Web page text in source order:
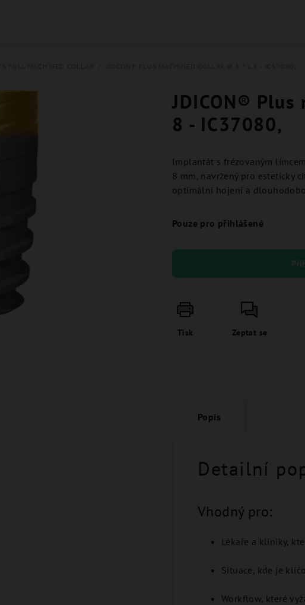
JDICON®
8 - IC37080,
Implantát s frézovaným
8 mm, navržený pro esteticky
optimální hojení a
Pouze pro přihlášené
Tisk Zeptat se
Popis
Detailní
Vhodný pro:
Lékaře a kliniky,
Situace, kde je
Workflow, které